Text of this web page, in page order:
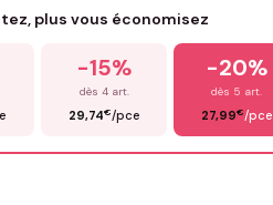
plus vous économisez
-15%
dès 4 art.
29,74€/pce
-20%
dès 5 art.
27,99€/pce